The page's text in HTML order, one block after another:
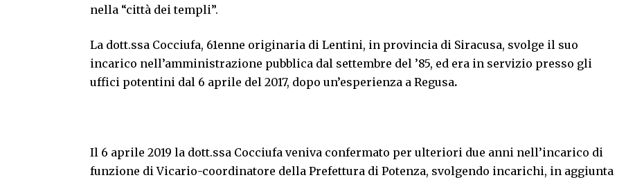
nella “città dei templi”.
La dott.ssa Cocciufa, 61enne originaria di Lentini, in provincia di Siracusa, svolge il suo
incarico nell’amministrazione pubblica dal settembre del ’85, ed era in servizio presso gli
uffici potentini dal 6 aprile del 2017, dopo un’esperienza a Regusa.
Il 6 aprile 2019 la dott.ssa Cocciufa veniva confermato per ulteriori due anni nell’incarico di
funzione di Vicario-coordinatore della Prefettura di Potenza, svolgendo incarichi, in aggiunta